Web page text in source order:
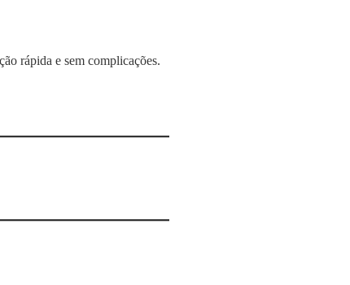
rápida e sem complicações.